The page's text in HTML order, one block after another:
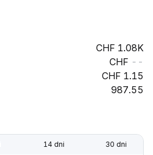
1.08K
--
1.15
987.55
14 dni 30 dni